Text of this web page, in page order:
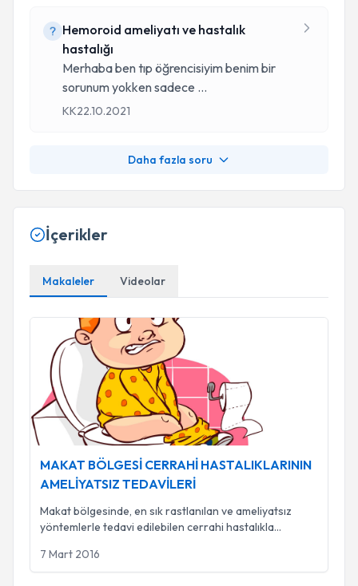
Hemoroid ameliyatı ve hastalık
hastalığı
Merhaba ben tıp öğrencisiyim benim bir
sorunum yokken sadece ...
KK22.10.2021
Daha fazla soru
İçerikler
Makaleler Videolar
MAKAT BÖLGESİ CERRAHİ HASTALIKLARININ
MAKAT BÖLGESİ CERRAHİ HASTALIKLARININ
AMELİYATSIZ TEDAVİLERİ
Makat bölgesinde, en sık rastlanılan ve ameliyatsız
yöntemlerle tedavi edilebilen cerrahi hastalıkla...
7 Mart 2016